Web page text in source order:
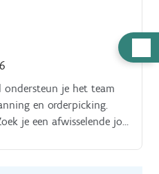
ondersteun je het team
en orderpicking.
je een afwisselende job